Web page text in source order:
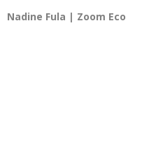
Nadine Fula | Zoom Eco